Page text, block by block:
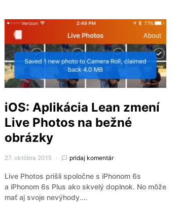
iOS: Aplikácia Lean zmení
Live Photos na bežné
obrázky
27. októbra 2015 pridaj komentár
Live Photos prišli spoločne s iPhonom 6s
a iPhonom 6s Plus ako skvelý doplnok. No môže
mať aj svoje nevýhody.…